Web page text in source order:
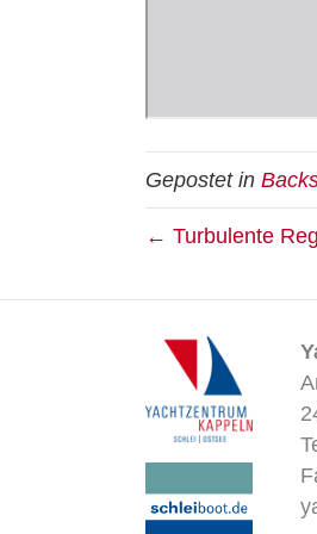
Gepostet in
← Turbulente